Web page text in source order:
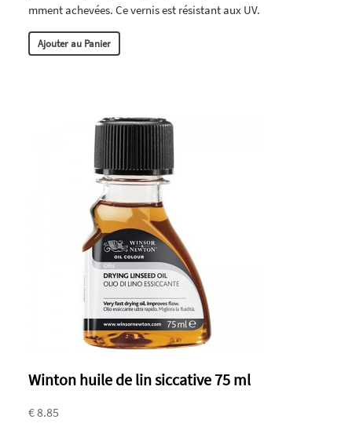
mment achevées. Ce vernis est résistant aux UV.
Ajouter au Panier
Winton huile de lin siccative 75 ml
€ 8.85